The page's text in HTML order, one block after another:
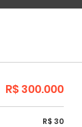
R$ 300.000
R$ 30